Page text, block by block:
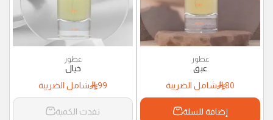
عطور
عبق
80
شامل الضريبة
إضافة للسلة
عطور
خيال
99
شامل الضريبة
نفدت الكمية